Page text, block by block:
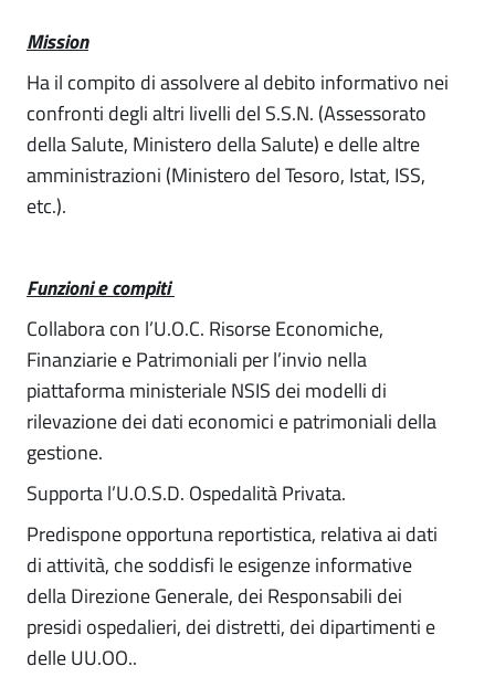
Mission
Ha il compito di assolvere al debito informativo nei
confronti degli altri livelli del S.S.N. (Assessorato
della Salute, Ministero della Salute) e delle altre
amministrazioni (Ministero del Tesoro, Istat, ISS,
etc.).
Funzioni e compiti
Collabora con l’U.O.C. Risorse Economiche,
Finanziarie e Patrimoniali per l’invio nella
piattaforma ministeriale NSIS dei modelli di
rilevazione dei dati economici e patrimoniali della
gestione.
Supporta l’U.O.S.D. Ospedalità Privata.
Predispone opportuna reportistica, relativa ai dati
di attività, che soddisfi le esigenze informative
della Direzione Generale, dei Responsabili dei
presidi ospedalieri, dei distretti, dei dipartimenti e
delle UU.OO..